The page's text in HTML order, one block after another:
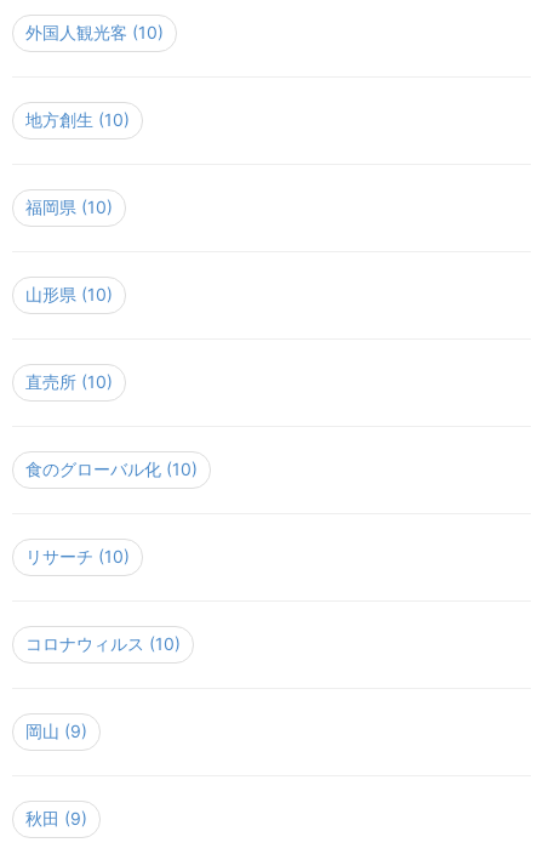
外国人観光客 (10)
地方創生 (10)
福岡県 (10)
山形県 (10)
直売所 (10)
食のグローバル化 (10)
リサーチ (10)
コロナウィルス (10)
岡山 (9)
秋田 (9)